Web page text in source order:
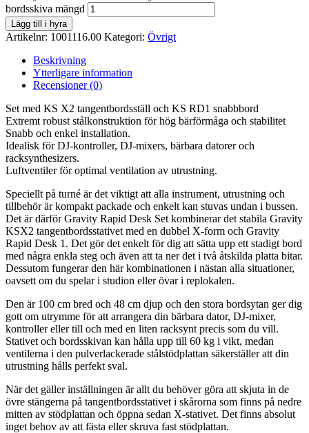
bordsskiva mängd
Lägg till i hyra
Artikelnr: 1001116.00 Kategori: Övrigt
Beskrivning
Ytterligare information
Recensioner (0)
Set med KS X2 tangentbordsställ och KS RD1 snabbbord
Extremt robust stålkonstruktion för hög bärförmåga och stabilitet
Snabb och enkel installation.
Idealisk för DJ-kontroller, DJ-mixers, bärbara datorer och
racksynthesizers.
Luftventiler för optimal ventilation av utrustning.
Speciellt på turné är det viktigt att alla instrument, utrustning och
tillbehör är kompakt packade och enkelt kan stuvas undan i bussen.
Det är därför Gravity Rapid Desk Set kombinerar det stabila Gravity
KSX2 tangentbordsstativet med en dubbel X-form och Gravity
Rapid Desk 1. Det gör det enkelt för dig att sätta upp ett stadigt bord
med några enkla steg och även att ta ner det i två åtskilda platta bitar.
Dessutom fungerar den här kombinationen i nästan alla situationer,
oavsett om du spelar i studion eller övar i replokalen.
Den är 100 cm bred och 48 cm djup och den stora bordsytan ger dig
gott om utrymme för att arrangera din bärbara dator, DJ-mixer,
kontroller eller till och med en liten racksynt precis som du vill.
Stativet och bordsskivan kan hålla upp till 60 kg i vikt, medan
ventilerna i den pulverlackerade stålstödplattan säkerställer att din
utrustning hålls perfekt sval.
När det gäller inställningen är allt du behöver göra att skjuta in de
övre stängerna på tangentbordsstativet i skårorna som finns på nedre
mitten av stödplattan och öppna sedan X-stativet. Det finns absolut
inget behov av att fästa eller skruva fast stödplattan.